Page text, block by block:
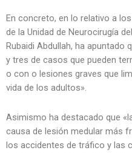
En concreto, en lo relativo a
de la Unidad de Neurocirugía
Rubaidi Abdullah, ha apuntado
y tres de casos que pueden
o con o lesiones graves que
vida de los adultos».
Asimismo ha destacado que
causa de lesión medular más
los accidentes de tráfico y las